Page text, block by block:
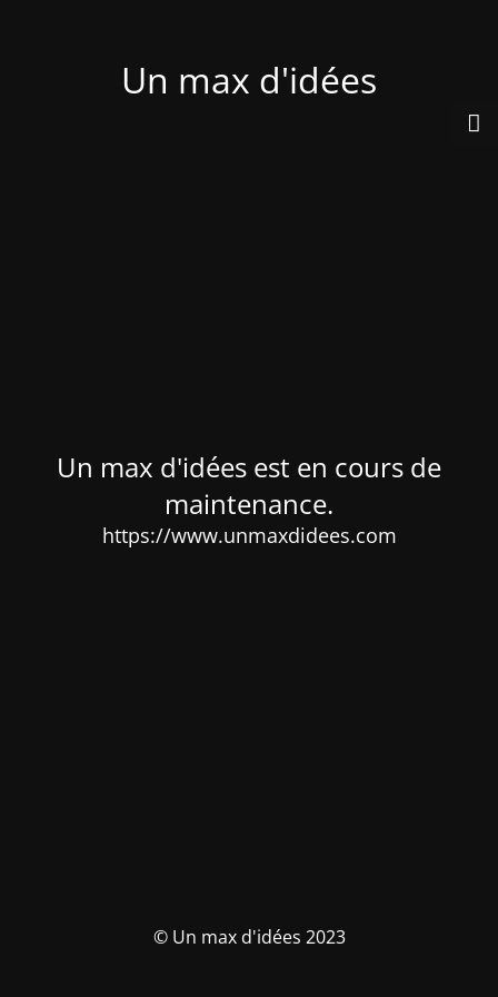
Un max d'idées
Un max d'idées est en cours de
maintenance.
https://www.unmaxdidees.com
© Un max d'idées 2023